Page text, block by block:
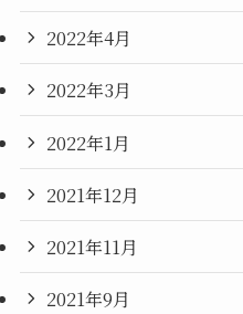
2022年4月
2022年3月
2022年1月
2021年12月
2021年11月
2021年9月